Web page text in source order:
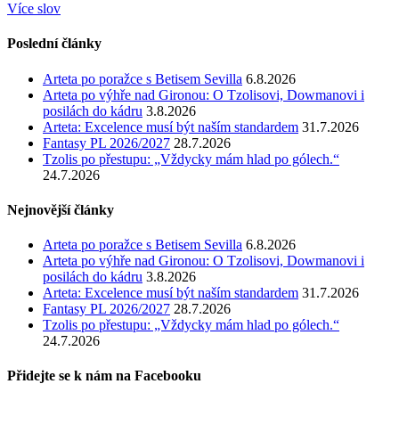
Více slov
Poslední články
Arteta po poražce s Betisem Sevilla 6.8.2026
Arteta po výhře nad Gironou: O Tzolisovi, Dowmanovi i
posilách do kádru 3.8.2026
Arteta: Excelence musí být naším standardem 31.7.2026
Fantasy PL 2026/2027 28.7.2026
Tzolis po přestupu: „Vždycky mám hlad po gólech.“
24.7.2026
Nejnovější články
Arteta po poražce s Betisem Sevilla 6.8.2026
Arteta po výhře nad Gironou: O Tzolisovi, Dowmanovi i
posilách do kádru 3.8.2026
Arteta: Excelence musí být naším standardem 31.7.2026
Fantasy PL 2026/2027 28.7.2026
Tzolis po přestupu: „Vždycky mám hlad po gólech.“
24.7.2026
Přidejte se k nám na Facebooku